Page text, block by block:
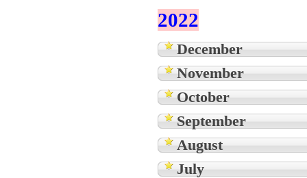
2022
December
November
October
September
August
July